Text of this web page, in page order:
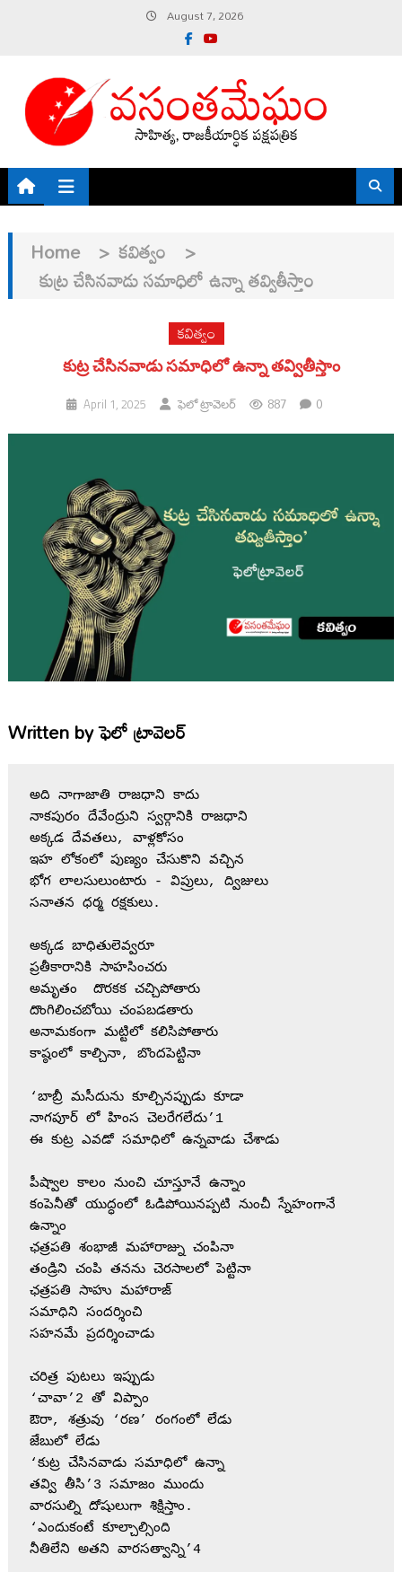
content
August 7, 2026
Home > కవిత్వం >
కుట్ర చేసినవాడు సమాధిలో ఉన్నా తవ్వితీస్తాం
కవిత్వం
కుట్ర చేసినవాడు సమాధిలో ఉన్నా తవ్వితీస్తాం
April 1, 2025 ఫెలో ట్రావెలర్ 887 0
Written byఫెలో ట్రావెలర్
అది నాగాజాతి రాజధాని కాదు
నాకపురం దేవేంద్రుని స్వర్గానికి రాజధాని
అక్కడ దేవతలు, వాళ్లకోసం
ఇహ లోకంలో పుణ్యం చేసుకొని వచ్చిన
భోగ లాలసులుంటారు - విప్రులు, ద్విజులు
సనాతన ధర్మ రక్షకులు.
అక్కడ బాధితులెవ్వరూ
ప్రతీకారానికి సాహసించరు
అమృతం  దొరకక చచ్చిపోతారు
దొంగిలించబోయి చంపబడతారు
అనామకంగా మట్టిలో కలిసిపోతారు
కాష్ఠంలో కాల్చినా, బొందపెట్టినా
‘బాబ్రీ మసీదును కూల్చినప్పుడు కూడా
నాగపూర్ లో హింస చెలరేగలేదు’1
ఈ కుట్ర ఎవడో సమాధిలో ఉన్నవాడు చేశాడు
పీష్వాల కాలం నుంచి చూస్తూనే ఉన్నాం
కంపెనీతో యుద్ధంలో ఓడిపోయినప్పటి నుంచీ స్నేహంగానే
ఉన్నాం
ఛత్రపతి శంభాజీ మహారాజ్ను చంపినా
తండ్రిని చంపి తనను చెరసాలలో పెట్టినా
ఛత్రపతి సాహు మహారాజ్
సమాధిని సందర్శించి
సహనమే ప్రదర్శించాడు
చరిత్ర పుటలు ఇప్పుడు
‘చావా’2 తో విప్పాం
ఔరా, శత్రువు ‘రణ’ రంగంలో లేడు
జేబులో లేడు
‘కుట్ర చేసినవాడు సమాధిలో ఉన్నా
తవ్వి తీసి’3 సమాజం ముందు
వారసుల్ని దోషులుగా శిక్షిస్తాం.
‘ఎందుకంటే కూల్చాల్సింది
నీతిలేని అతని వారసత్వాన్ని’4